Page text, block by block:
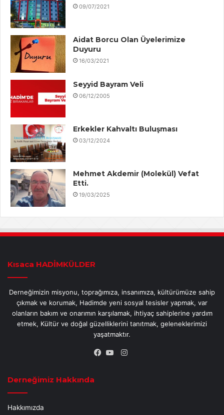
09/07/2021
Aidat Borcu Olan Üyelerimize
Duyuru
16/03/2021
Seyyid Bayram Veli
06/12/2005
Erkekler Kahvaltı Buluşması
03/12/2024
Mehmet Akdemir (Molekül) Vefat
Etti.
19/03/2025
Kısaca HADİMKÜLDER
Derneğimizin misyonu, toprağımıza, insanımıza, kültürümüze sahip
çıkmak ve korumak, Hadimde yeni sosyal tesisler yapmak, var
olanların bakım ve onarımın karşılamak, ihtiyaç sahiplerine yardım
etmek, Kültür ve doğal güzelliklerini tanıtmak, geleneklerimizi
yaşatmaktır.
Instagram
Derneğimiz Hakkında
Hakkımızda